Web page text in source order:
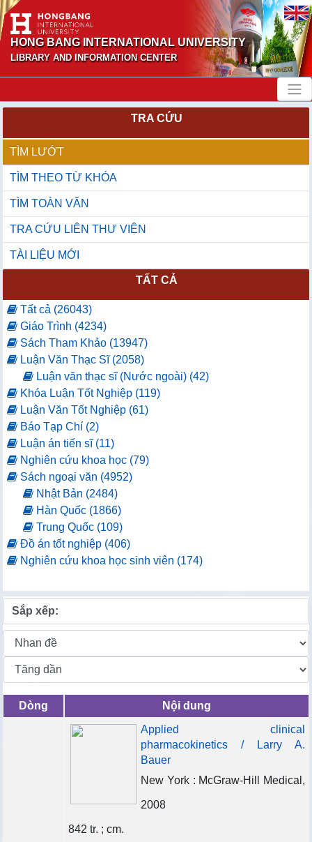
HONG BANG INTERNATIONAL UNIVERSITY
LIBRARY AND INFORMATION CENTER
TRA CỨU
TÌM LƯỚT
TÌM THEO TỪ KHÓA
TÌM TOÀN VĂN
TRA CỨU LIÊN THƯ VIỆN
TÀI LIỆU MỚI
TẤT CẢ
Tất cả (26043)
Giáo Trình (4234)
Sách Tham Khảo (13947)
Luận Văn Thạc Sĩ (2058)
Luận văn thạc sĩ (Nước ngoài) (42)
Khóa Luận Tốt Nghiệp (119)
Luận Văn Tốt Nghiệp (61)
Báo Tạp Chí (2)
Luận án tiến sĩ (11)
Nghiên cứu khoa học (79)
Sách ngoại văn (4952)
Nhật Bản (2484)
Hàn Quốc (1866)
Trung Quốc (109)
Đồ án tốt nghiệp (406)
Nghiên cứu khoa học sinh viên (174)
Sắp xếp:
Dòng Nội dung
Applied clinical
pharmacokinetics / Larry A.
Bauer
New York : McGraw-Hill Medical,
2008
842 tr. ; cm.